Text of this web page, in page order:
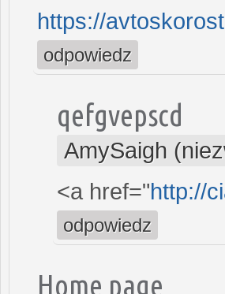
https://
odpowiedz
qefgvepscd
AmySaigh
<a href="http://
odpowiedz
Home page